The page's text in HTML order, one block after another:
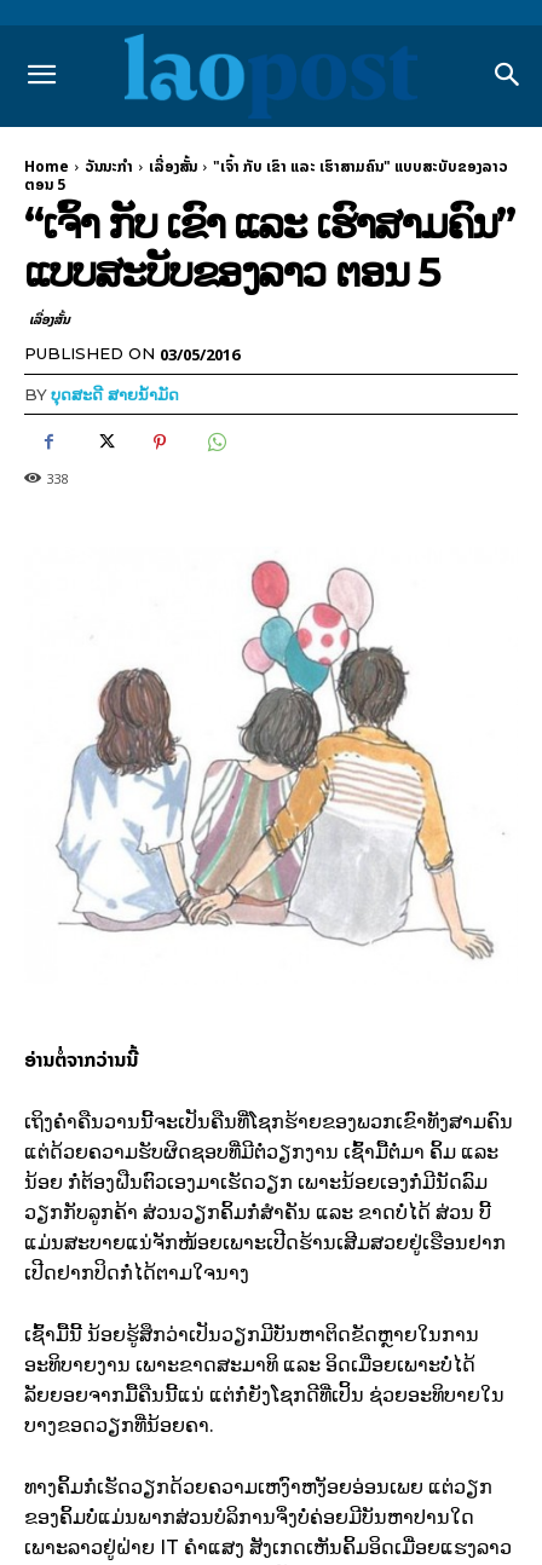
Home ວັນນະກຳ ເລື່ອງສັ້ນ
"ເຈົ້າ ກັບ ເຂົາ ແລະ ເຮົາສາມຄົນ" ແບບສະບັບຂອງລາວ
ຕອນ 5
“ເຈົ້າ ກັບ ເຂົາ ແລະ ເຮົາສາມຄົນ”
ແບບສະບັບຂອງລາວ ຕອນ 5
ເລື່ອງສັ້ນ
PUBLISHED ON 03/05/2016
BYບຸດສະດີ ສາຍນ້ຳມັດ
338
ອ່ານຕໍ່ຈາກວ່ານນີ້
ເຖິງຄ່ຳຄືນວານນີ້ຈະເປັນຄືນທີ່ໂຊກຮ້າຍຂອງພວກເຂົາທັງສາມຄົນ
ແຕ່ດ້ວຍຄວາມຮັບຜິດຊອບທີ່ມີຕໍ່ວຽກງານ ເຊົ້າມື້ຕໍ່ມາ ຄິ້ມ ແລະ
ນ້ອຍ ກໍ່ຕ້ອງຝືນຕົວເອງມາເຮັດວຽກ ເພາະນ້ອຍເອງກໍ່ມີນັດລົມ
ວຽກກັບລູກຄ້າ ສ່ວນວຽກຄິ້ມກໍ່ສຳຄັນ ແລະ ຂາດບໍ່ໄດ້ ສ່ວນ ບີ້
ແມ່ນສະບາຍແນ່ຈັກໜ້ອຍເພາະເປີດຮ້ານເສີມສວຍຢູ່ເຮືອນຢາກ
ເປີດຢາກປິດກໍ່ໄດ້ຕາມໃຈນາງ
ເຊົ້າມື້ນີ້ ນ້ອຍຮູ້ສຶກວ່າເປັນວຽກມີບັນຫາຕິດຂັດຫຼາຍໃນການ
ອະທິບາຍງານ ເພາະຂາດສະມາທິ ແລະ ອິດເມື່ອຍເພາະບໍ່ໄດ້
ລັຍຍອຍຈາກມື້ຄືນນີ້ແນ່ ແຕ່ກໍ່ຍັງໂຊກດີທີ່ເປິ້ນ ຊ່ວຍອະທິບາຍໃນ
ບາງຂອດວຽກທີ່ນ້ອຍຄາ.
ທາງຄິ້ມກໍ່ເຮັດວຽກດ້ວຍຄວາມເຫງົາຫງັອຍອ່ອນເພຍ ແຕ່ວຽກ
ຂອງຄິ້ມບໍ່ແມ່ນພາກສ່ວນບໍລິການຈິ່ງບໍ່ຄ່ອຍມີບັນຫາປານໃດ
ເພາະລາວຢູ່ຝ່າຍ IT ຄຳແສງ ສັງເກດເຫັນຄິ້ມອິດເມື່ອຍແຮງລາວ